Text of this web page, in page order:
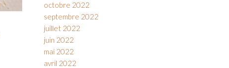
octobre 2022
septembre 2022
juillet 2022
juin 2022
mai 2022
avril 2022